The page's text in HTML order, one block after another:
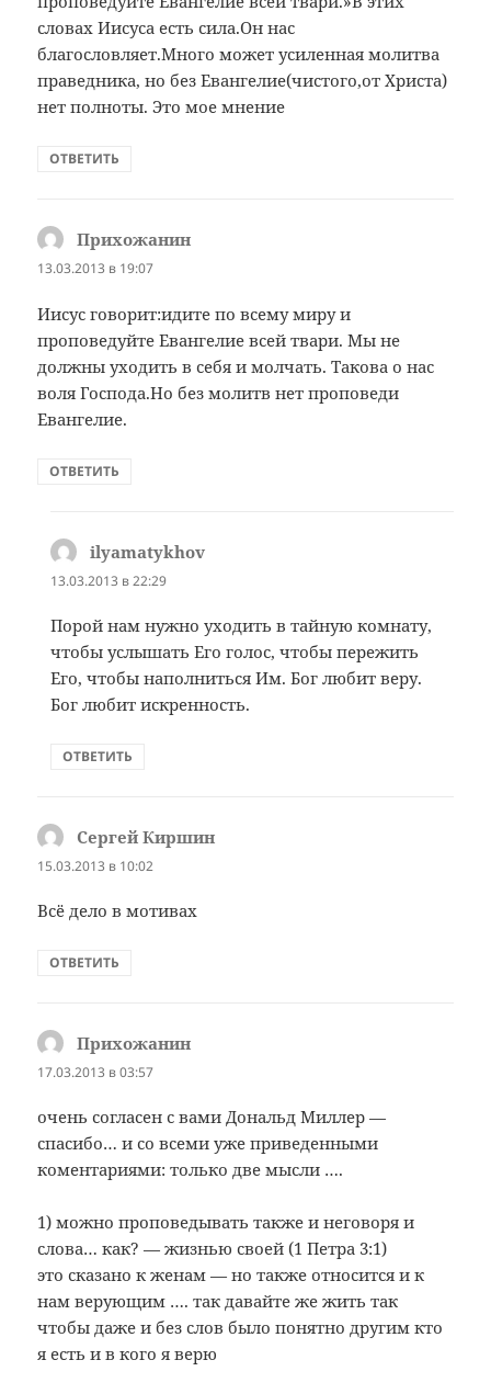
словах Иисуса есть сила.Он нас
благословляет.Много может усиленная молитва
праведника, но без Евангелие(чистого,от Христа)
нет полноты. Это мое мнение
ОТВЕТИТЬ
Прихожанин
13.03.2013 в 19:07
Иисус говорит:идите по всему миру и
проповедуйте Евангелие всей твари. Мы не
должны уходить в себя и молчать. Такова о нас
воля Господа.Но без молитв нет проповеди
Евангелие.
ОТВЕТИТЬ
ilyamatykhov
13.03.2013 в 22:29
Порой нам нужно уходить в тайную комнату,
чтобы услышать Его голос, чтобы пережить
Его, чтобы наполниться Им. Бог любит веру.
Бог любит искренность.
ОТВЕТИТЬ
Сергей Киршин
15.03.2013 в 10:02
Всё дело в мотивах
ОТВЕТИТЬ
Прихожанин
17.03.2013 в 03:57
очень согласен с вами Дональд Миллер —
спасибо… и со всеми уже приведенными
коментариями: только две мысли ….
1) можно проповедывать также и неговоря и
слова… как? — жизнью своей (1 Петра 3:1)
это сказано к женам — но также относится и к
нам верующим …. так давайте же жить так
чтобы даже и без слов было понятно другим кто
я есть и в кого я верю